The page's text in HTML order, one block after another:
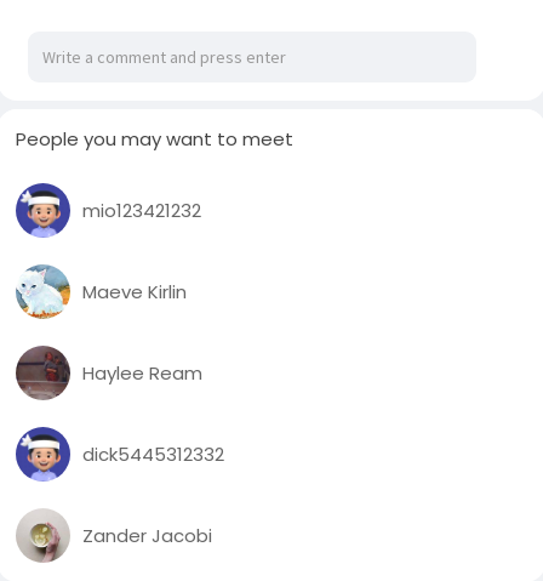
People you may want to meet
mio123421232
Maeve Kirlin
Haylee Ream
dick5445312332
Zander Jacobi